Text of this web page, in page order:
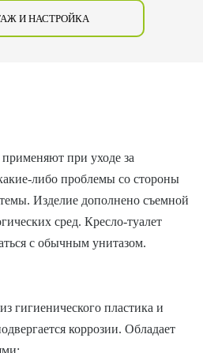
И НАСТРОЙКА
при уходе за
либо проблемы со стороны
Изделие дополнено съемной
сред. Кресло-туалет
с обычным унитазом.
гигиенического пластика и
коррозии. Обладает